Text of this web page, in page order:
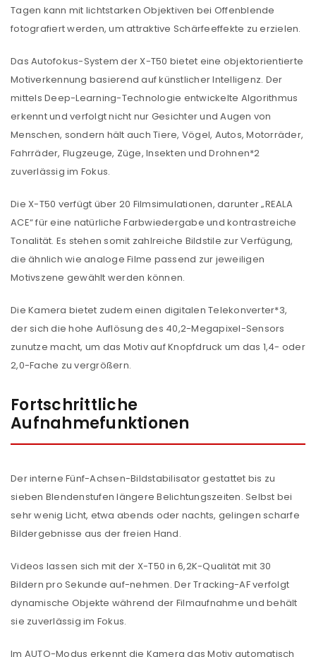
Tagen kann mit lichtstarken Objektiven bei Offenblende
fotografiert werden, um attraktive Schärfeeffekte zu erzielen.
Das Autofokus-System der X-T50 bietet eine objektorientierte
Motiverkennung basierend auf künstlicher Intelligenz. Der
mittels Deep-Learning-Technologie entwickelte Algorithmus
erkennt und verfolgt nicht nur Gesichter und Augen von
Menschen, sondern hält auch Tiere, Vögel, Autos, Motorräder,
Fahrräder, Flugzeuge, Züge, Insekten und Drohnen*2
zuverlässig im Fokus.
Die X-T50 verfügt über 20 Filmsimulationen, darunter „REALA
ACE“ für eine natürliche Farbwiedergabe und kontrastreiche
Tonalität. Es stehen somit zahlreiche Bildstile zur Verfügung,
die ähnlich wie analoge Filme passend zur jeweiligen
Motivszene gewählt werden können.
Die Kamera bietet zudem einen digitalen Telekonverter*3,
der sich die hohe Auflösung des 40,2-Megapixel-Sensors
zunutze macht, um das Motiv auf Knopfdruck um das 1,4- oder
2,0-Fache zu vergrößern.
Fortschrittliche
Aufnahmefunktionen
Der interne Fünf-Achsen-Bildstabilisator gestattet bis zu
sieben Blendenstufen längere Belichtungszeiten. Selbst bei
sehr wenig Licht, etwa abends oder nachts, gelingen scharfe
Bildergebnisse aus der freien Hand.
Videos lassen sich mit der X-T50 in 6,2K-Qualität mit 30
Bildern pro Sekunde auf-nehmen. Der Tracking-AF verfolgt
dynamische Objekte während der Filmaufnahme und behält
sie zuverlässig im Fokus.
Im AUTO-Modus erkennt die Kamera das Motiv automatisch